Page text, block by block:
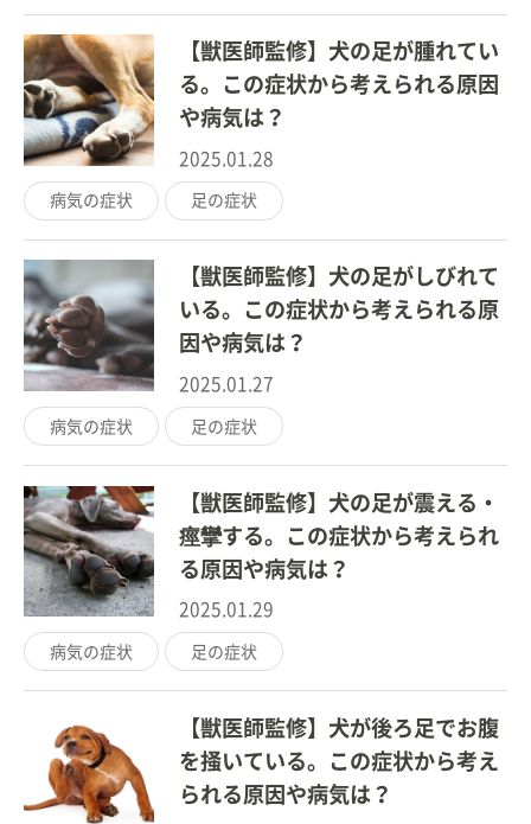
【獣医師監修】犬の足が腫れてい
る。この症状から考えられる原因
や病気は？
2025.01.28
病気の症状 足の症状
【獣医師監修】犬の足がしびれて
いる。この症状から考えられる原
因や病気は？
2025.01.27
病気の症状 足の症状
【獣医師監修】犬の足が震える・
痙攣する。この症状から考えられ
る原因や病気は？
2025.01.29
病気の症状 足の症状
【獣医師監修】犬が後ろ足でお腹
を掻いている。この症状から考え
られる原因や病気は？